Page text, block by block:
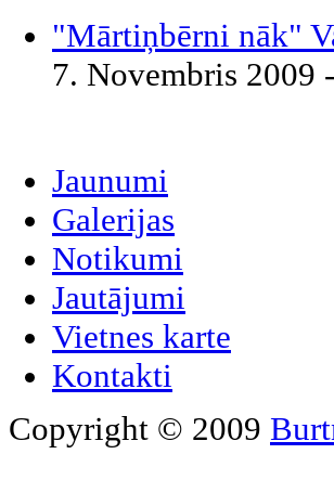
"Mārtiņbērni nāk"
7. Novembris 2009
Jaunumi
Galerijas
Notikumi
Jautājumi
Vietnes karte
Kontakti
Copyright © 2009